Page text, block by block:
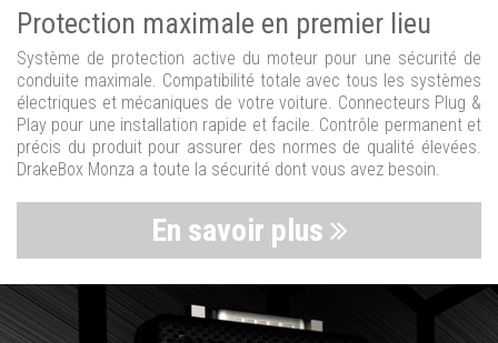
Protection maximale en premier lieu
Système de protection active du moteur pour une sécurité de
conduite maximale. Compatibilité totale avec tous les systèmes
électriques et mécaniques de votre voiture. Connecteurs Plug &
Play pour une installation rapide et facile. Contrôle permanent et
précis du produit pour assurer des normes de qualité élevées.
DrakeBox Monza a toute la sécurité dont vous avez besoin.
En savoir plus